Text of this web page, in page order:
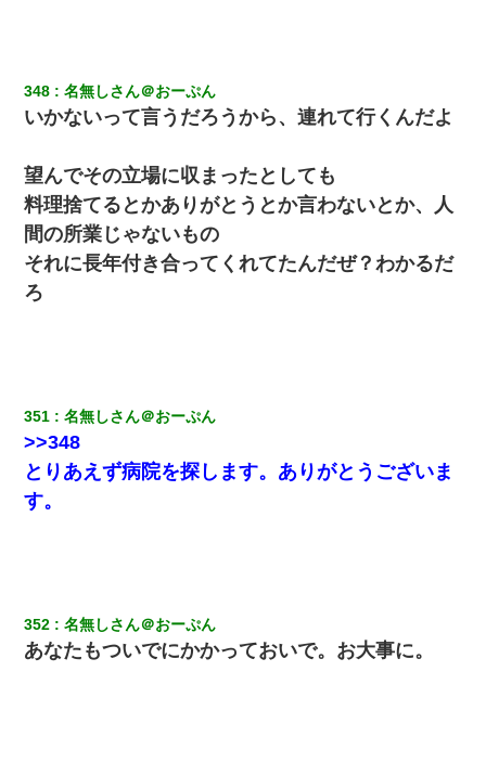
しくなり・・・
【まぬけ】夫「離婚だ！」私「わかった。で？」夫「慰謝料
だ！」私「いいけど弁護士通して。私も請求する」夫「」
友人「酒の勢いで女先輩をホテルに連れ込んだｗｗｗｗｗ」俺
「…」
嫁に不倫されたから嫁と不倫相手に1000万の慰謝料請求した
今日夫の実家に泊ったんだけど、朝起きたら股間がなんかモッコ
リしてた
転職先が決まったので退職の意思を伝えたら。上司「無責任」
「簡単には辞めさせない」私（どうせ辞めるし…）→ 思いっきり
反論をしてみた
348 名無しさん＠おーぷん
いかないって言うだろうから、連れて行くんだよ
望んでその立場に収まったとしても
料理捨てるとかありがとうとか言わないとか、人
間の所業じゃないもの
それに長年付き合ってくれてたんだぜ？わかるだ
ろ
351 名無しさん＠おーぷん
>>348
とりあえず病院を探します。ありがとうございま
す。
352 名無しさん＠おーぷん
あなたもついでにかかっておいで。お大事に。